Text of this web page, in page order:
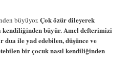
büyüyor.Çok özür dileyerek
kendiliğinden büyür. Amel defterimizi
dua ile yad edebilen, düşünce ve
bir çocuk nasıl kendiliğinden